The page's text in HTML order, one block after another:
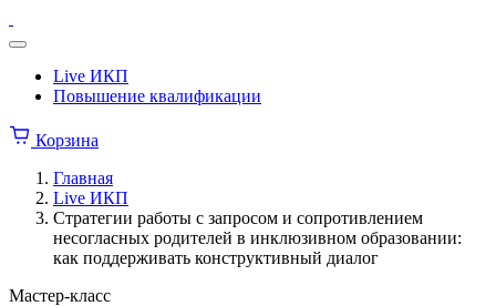
ккоррекционной
Меню
Live ИКП
Повышение квалификации
Корзина
Главная
Live ИКП
Стратегии работы с запросом и сопротивлением
несогласных родителей в инклюзивном образовании:
как поддерживать конструктивный диалог
Мастер-класс